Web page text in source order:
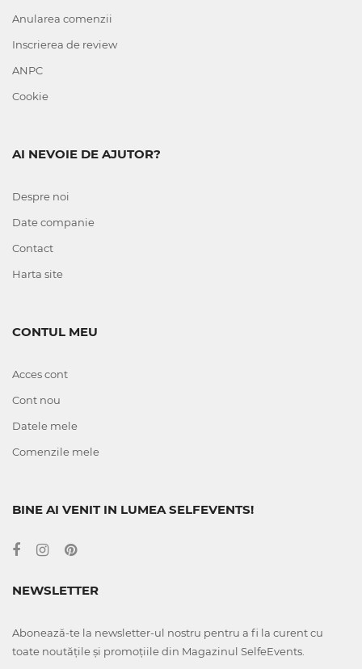
Anularea comenzii
Inscrierea de review
ANPC
Cookie
AI NEVOIE DE AJUTOR?
Despre noi
Date companie
Contact
Harta site
CONTUL MEU
Acces cont
Cont nou
Datele mele
Comenzile mele
BINE AI VENIT IN LUMEA SELFEVENTS!
NEWSLETTER
Abonează-te la newsletter-ul nostru pentru a fi la curent cu
toate noutățile și promoțiile din Magazinul SelfeEvents.